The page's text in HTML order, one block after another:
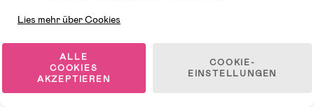
17,99 €
1
Lies mehr über Cookies
ALLE
COOKIES
AKZEPTIEREN
COOKIE-
EINSTELLUNGEN